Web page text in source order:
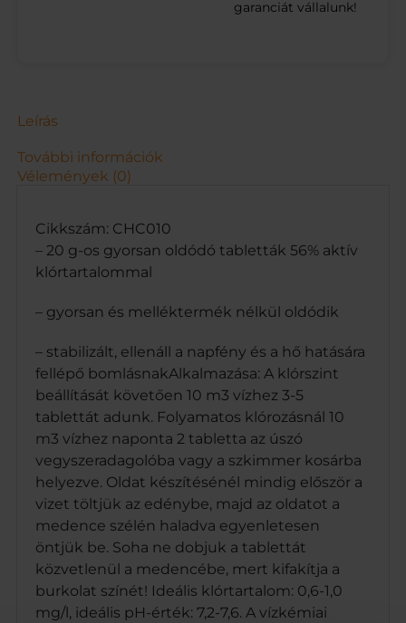
garanciát vállalunk!
Leírás
További információk
Vélemények (0)
Cikkszám: CHC010
– 20 g-os gyorsan oldódó tabletták 56% aktív
klórtartalommal
– gyorsan és melléktermék nélkül oldódik
– stabilizált, ellenáll a napfény és a hő hatására
fellépő bomlásnakAlkalmazása: A klórszint
beállítását követően 10 m3 vízhez 3-5
tablettát adunk. Folyamatos klórozásnál 10
m3 vízhez naponta 2 tabletta az úszó
vegyszeradagolóba vagy a szkimmer kosárba
helyezve. Oldat készítésénél mindig először a
vizet töltjük az edénybe, majd az oldatot a
medence szélén haladva egyenletesen
öntjük be. Soha ne dobjuk a tablettát
közvetlenül a medencébe, mert kifakítja a
burkolat színét! Ideális klórtartalom: 0,6-1,0
mg/l, ideális pH-érték: 7,2-7,6. A vízkémiai